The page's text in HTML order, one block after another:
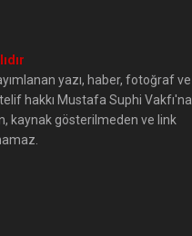
yazı, haber, fotoğraf ve
hakkı Mustafa Suphi Vakfı'na
kaynak gösterilmeden ve link